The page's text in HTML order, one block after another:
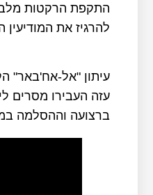
התקפת הרקטות
להרגיז את
עזה העבירו מסרים
ברצועה וההסלמה